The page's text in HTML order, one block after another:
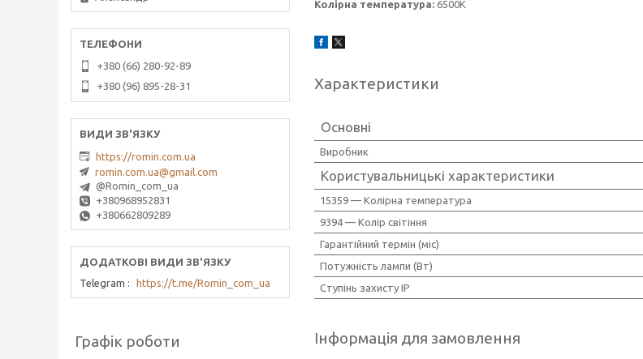
Колірна температура: 6500К
Характеристики
Основні
Виробник
Користувальницькі характеристики
15359 — Колірна температура
9394 — Колір світіння
Гарантійний термін (міс)
Потужність лампи (Вт)
Ступінь захисту IP
Інформація для замовлення
+380 (66) 280-92-89
+380 (96) 895-28-31
https://romin.com.ua
romin.com.ua@gmail.com
@Romin_com_ua
+380968952831
+380662809289
Telegram https://t.me/Romin_com_ua
Графік роботи